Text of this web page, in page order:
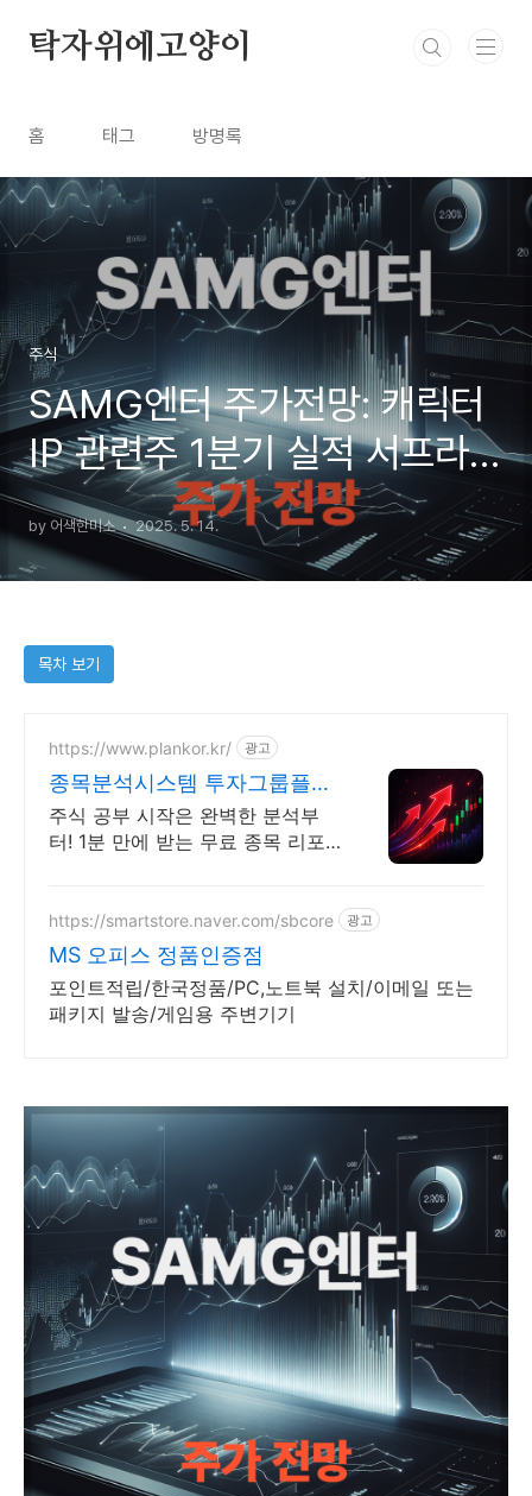
탁자위에고양이
홈 태그 방명록
주식
SAMG엔터 주가전망: 캐릭터
IP 관련주 1분기 실적 서프라이
즈 분석 (2025년 5월)
by 어색한미소 2025. 5. 14.
목차 보기
https://www.plankor.kr/ 광고
종목분석시스템 투자그룹플랜
가입즉시 무료리포트 100%
주식 공부 시작은 완벽한 분석부
터! 1분 만에 받는 무료 종목 리포
https://smartstore.naver.com/sbcore 광고
MS 오피스 정품인증점
포인트적립/한국정품/PC,노트북 설치/이메일 또는
패키지 발송/게임용 주변기기